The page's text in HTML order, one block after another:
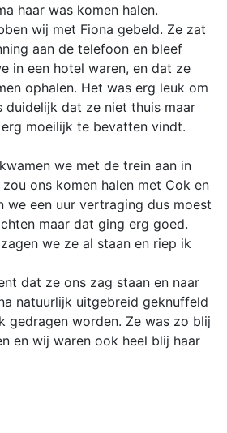
haar was komen halen.
wij met Fiona gebeld. Ze zat
aan de telefoon en bleef
in een hotel waren, en dat ze
ophalen. Het was erg leuk om
duidelijk dat ze niet thuis maar
moeilijk te bevatten vindt.
we met de trein aan in
ons komen halen met Cok en
we een uur vertraging dus moest
maar dat ging erg goed.
we ze al staan en riep ik
dat ze ons zag staan en naar
natuurlijk uitgebreid geknuffeld
gedragen worden. Ze was zo blij
en wij waren ook heel blij haar